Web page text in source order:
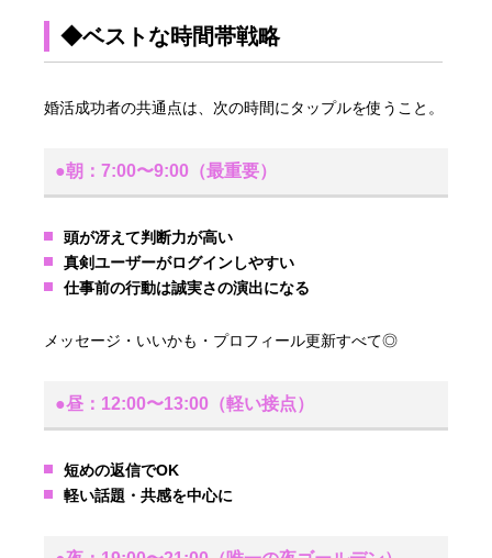
◆ベストな時間帯戦略
婚活成功者の共通点は、次の時間にタップルを使うこと。
●朝：7:00〜9:00（最重要）
頭が冴えて判断力が高い
真剣ユーザーがログインしやすい
仕事前の行動は誠実さの演出になる
メッセージ・いいかも・プロフィール更新すべて◎
●昼：12:00〜13:00（軽い接点）
短めの返信でOK
軽い話題・共感を中心に